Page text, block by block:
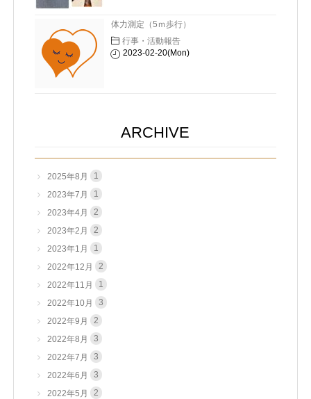
体力測定（5ｍ歩行）
行事・活動報告
2023-02-20(Mon)
ARCHIVE
2025年8月
1
2023年7月
1
2023年4月
2
2023年2月
2
2023年1月
1
2022年12月
2
2022年11月
1
2022年10月
3
2022年9月
2
2022年8月
3
2022年7月
3
2022年6月
3
2022年5月
2